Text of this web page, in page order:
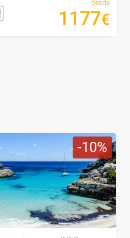
desde
1177€
10